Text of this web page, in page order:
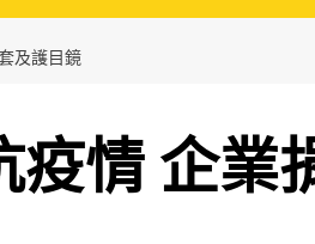
及護目鏡
疫情 企業